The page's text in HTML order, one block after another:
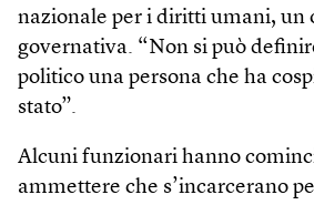
nazionale per i diritti umani, un
governativa. “Non si può
politico una persona che ha
stato”.
Alcuni funzionari hanno
ammettere che s’incarcerano